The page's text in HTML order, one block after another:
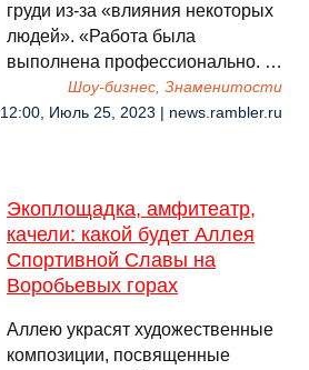
груди из-за «влияния некоторых
людей». «Работа была
выполнена профессионально. …
Шоу-бизнес, Знаменитости
12:00, Июль 25, 2023 | news.rambler.ru
Экоплощадка, амфитеатр,
качели: какой будет Аллея
Спортивной Славы на
Воробьевых горах
Аллею украсят художественные
композиции, посвященные